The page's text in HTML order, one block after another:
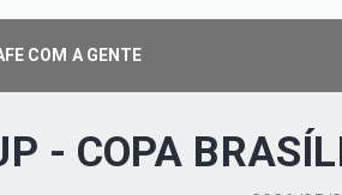
COM A GENTE
- COPA